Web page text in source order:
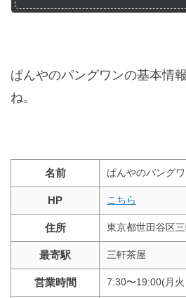
ぱんやのパングワンの基本情
ね。
名前 ぱんやのパング
HP こちら
住所 東京都世田谷区
最寄駅 三軒茶屋
営業時間 7:30〜19:00(月